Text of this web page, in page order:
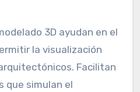
3D ayudan en el
la visualización
Facilitan
que simulan el